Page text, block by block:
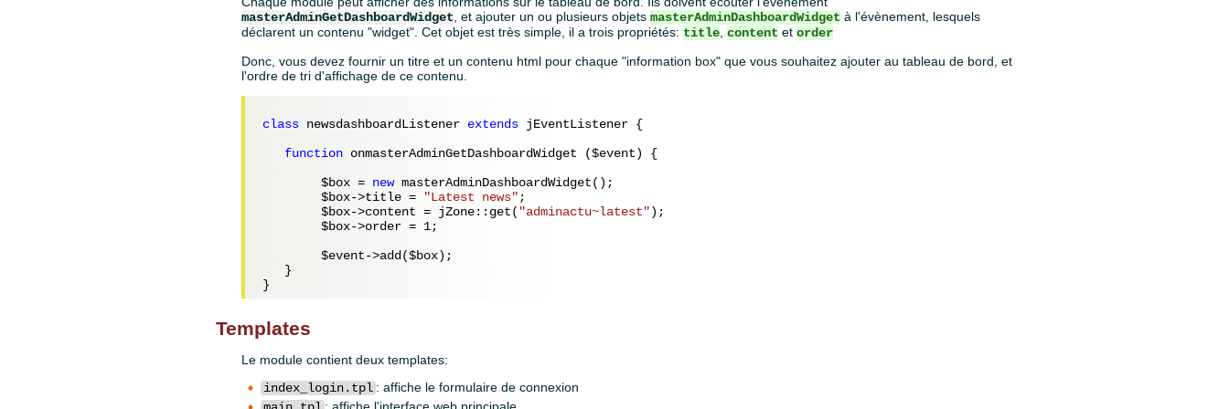
masterAdminGetDashboardWidget, et ajouter un ou plusieurs objetsmasterAdminDashboardWidget à l'évènement, lesquels
déclarent un contenu "widget". Cet objet est très simple, il a trois propriétés: title,content etorder
Donc, vous devez fournir un titre et un contenu html pour chaque "information box" que vous souhaitez ajouter au tableau de bord, et
l'ordre de tri d'affichage de ce contenu.
class newsdashboardListener extends jEventListener {
function onmasterAdminGetDashboardWidget ($event) {
$box = new masterAdminDashboardWidget();
$box->title = "Latest news" ;
$box->content = jZone::get( "adminactu~latest");
$box->order = 1;
$event->add($box);
   }
Templates
Le module contient deux templates:
index_login.tpl : affiche le formulaire de connexion